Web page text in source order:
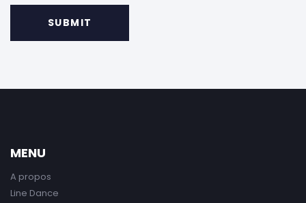
MENU
A propos
Line Dance